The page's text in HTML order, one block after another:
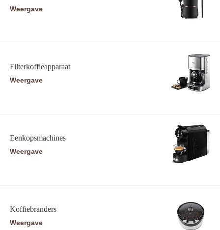
Weergave
Filterkoffieapparaat
Weergave
Eenkopsmachines
Weergave
Koffiebranders
Weergave